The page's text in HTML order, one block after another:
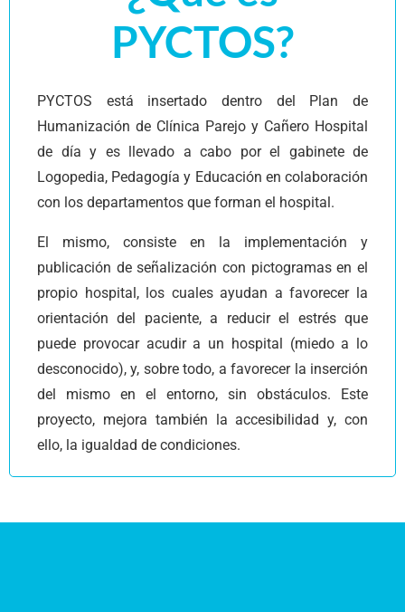
PYCTOS?
PYCTOS está insertado dentro del Plan de
Humanización de Clínica Parejo y Cañero Hospital
de día y es llevado a cabo por el gabinete de
Logopedia, Pedagogía y Educación en colaboración
con los departamentos que forman el hospital.
El mismo, consiste en la implementación y
publicación de señalización con pictogramas en el
propio hospital, los cuales ayudan a favorecer la
orientación del paciente, a reducir el estrés que
puede provocar acudir a un hospital (miedo a lo
desconocido), y, sobre todo, a favorecer la inserción
del mismo en el entorno, sin obstáculos. Este
proyecto, mejora también la accesibilidad y, con
ello, la igualdad de condiciones.